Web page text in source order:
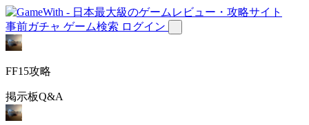
事前ガチャ ゲーム検索 ログイン
FF15攻略
掲示板Q&A